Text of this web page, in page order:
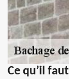
Ce qu’il